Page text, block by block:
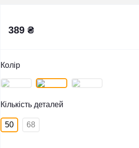
389 ₴
Колір
Кількість деталей
50 68